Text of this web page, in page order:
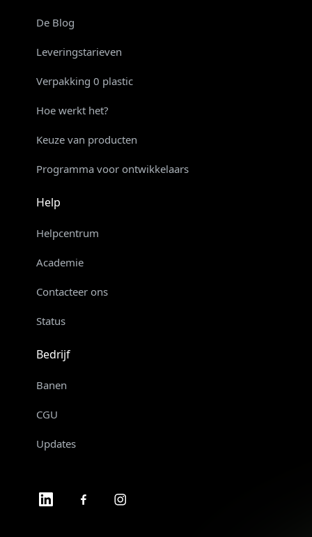
De Blog
Leveringstarieven
Verpakking 0 plastic
Hoe werkt het?
Keuze van producten
Programma voor ontwikkelaars
Help
Helpcentrum
Academie
Contacteer ons
Status
Bedrijf
Banen
CGU
Updates